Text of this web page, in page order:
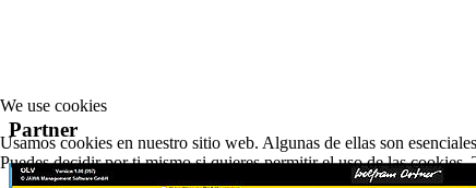
Partner
We use cookies
Usamos cookies en nuestro sitio web. Algunas de ellas son
Puedes decidir por ti mismo si quieres permitir el uso de las